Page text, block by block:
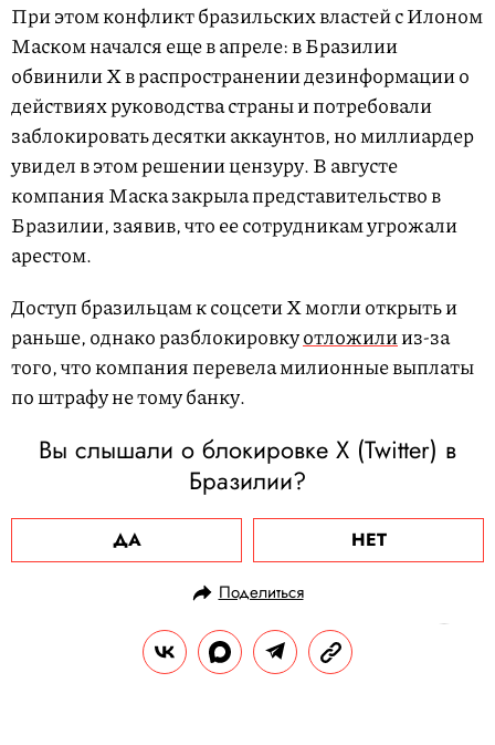
При этом конфликт бразильских властей с Илоном
Маском начался еще в апреле: в Бразилии
обвинили X в распространении дезинформации о
действиях руководства страны и потребовали
заблокировать десятки аккаунтов, но миллиардер
увидел в этом решении цензуру. В августе
компания Маска закрыла представительство в
Бразилии, заявив, что ее сотрудникам угрожали
арестом.
Доступ бразильцам к соцсети X могли открыть и
раньше, однако разблокировкуотложилииз-за
того, что компания перевела милионные выплаты
по штрафу не тому банку.
Вы слышали о блокировке X (Twitter) в
Бразилии?
ДА НЕТ
Поделиться